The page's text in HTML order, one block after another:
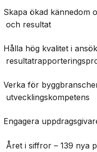
Skapa ökad kännedom
och resultat
Hålla hög kvalitet i
Verka för
utvecklingskompetens
Engagera
Året i siffror – 139 nya